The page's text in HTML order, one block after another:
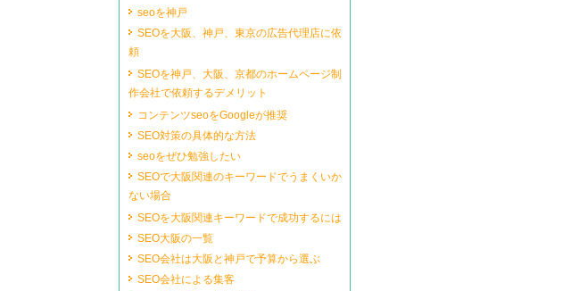
seoを神戸
SEOを大阪、神戸、東京の広告代理店に依
頼
SEOを神戸、大阪、京都のホームページ制
作会社で依頼するデメリット
コンテンツseoをGoogleが推奨
SEO対策の具体的な方法
seoをぜひ勉強したい
SEOで大阪関連のキーワードでうまくいか
ない場合
SEOを大阪関連キーワードで成功するには
SEO大阪の一覧
SEO会社は大阪と神戸で予算から選ぶ
SEO会社による集客